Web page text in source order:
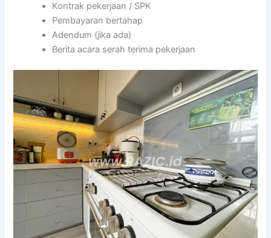
Kontrak pekerjaan / SPK
Pembayaran bertahap
Adendum (jika ada)
Berita acara serah terima pekerjaan